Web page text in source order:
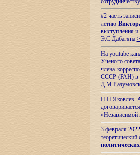
#2 часть
летию
выступления
Э.С.Дабагяна
На youtube
Ученого
члена-
СССР (РАН) в
П.П.Яковлев.
«Независимой
3 февраля
теоретический